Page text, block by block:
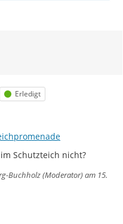
Status
Erledigt
Schutzteich nicht?
Buchholz (Moderator)am 15.